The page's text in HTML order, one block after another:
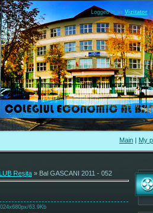
Logged in as Vizitator
Main | My
Reșița » Bal GASCANI 2011 - 052
63.9Kb